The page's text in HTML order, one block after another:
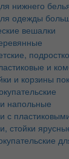
нижнего
одежды
вешалки
и
и корзины
напольные
с
стойки